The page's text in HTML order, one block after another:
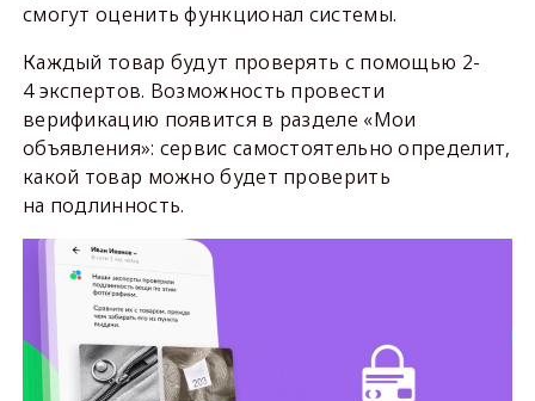
смогут оценить функционал системы.
Каждый товар будут проверять с помощью 2-
4 экспертов. Возможность провести
верификацию появится в разделе «Мои
объявления»: сервис самостоятельно определит,
какой товар можно будет проверить
на подлинность.